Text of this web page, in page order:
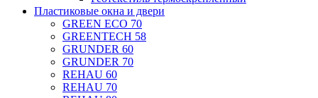
Пластиковые окна и двери
GREEN ECO 70
GREENTECH 58
GRUNDER 60
GRUNDER 70
REHAU 60
REHAU 70